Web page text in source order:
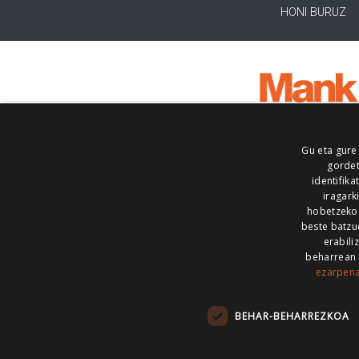
HONI BURUZ
ALEA
MAILOPE NOAUA
Gu eta
hobetzeko.
beste
beharrean
BEHAR-BEHARREZKOA